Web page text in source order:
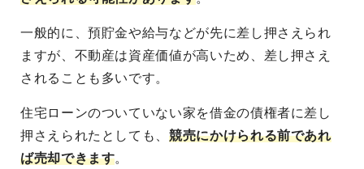
一般的に、預貯金や給与などが先に差し押さえられ
ますが、不動産は資産価値が高いため、差し押さえ
されることも多いです。
住宅ローンのついていない家を借金の債権者に差し
押さえられたとしても、競売にかけられる前であれ
ば売却できます。